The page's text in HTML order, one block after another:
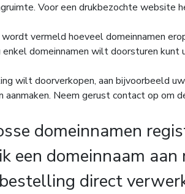
Voor een drukbezochte website
vermeld hoeveel domeinnamen
enkel domeinnamen wilt doorsturen
wilt doorverkopen, aan bijvoorbeeld
Neem gerust contact op om
domeinnamen
een domeinnaam
direct